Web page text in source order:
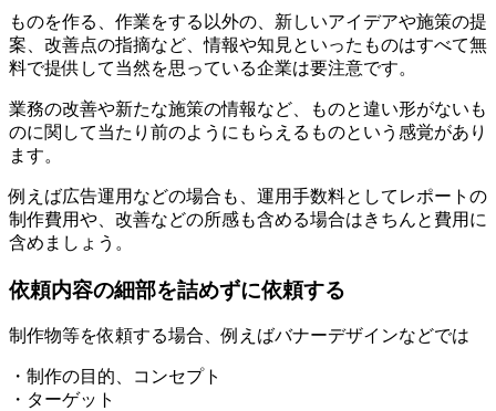
ものを作る、作業をする以外の、新しいアイデアや施策の提
案、改善点の指摘など、情報や知見といったものはすべて無
料で提供して当然を思っている企業は要注意です。
業務の改善や新たな施策の情報など、ものと違い形がないも
のに関して当たり前のようにもらえるものという感覚があり
ます。
例えば広告運用などの場合も、運用手数料としてレポートの
制作費用や、改善などの所感も含める場合はきちんと費用に
含めましょう。
依頼内容の細部を詰めずに依頼する
制作物等を依頼する場合、例えばバナーデザインなどでは
・制作の目的、コンセプト
・ターゲット